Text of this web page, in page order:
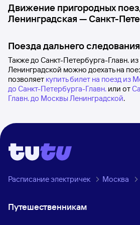
Движение пригородных
Ленинградская —Санкт-
Поезда дальнего следования
Также до Санкт-Петербурга-Главн.
Ленинградской можно доехать на
позволяет купить билет на поезд из
до Санкт-Петербурга-Главн. или от
Главн. до Москвы Ленинградской.
Расписание электричек Москва
Путешественникам